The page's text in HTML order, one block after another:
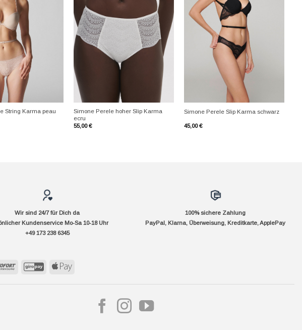
String Karma peau
Simone Perele hoher Slip Karma
ecru
55,00€
Simone Perele Slip Karma schwarz
45,00€
Wir sind 24/7 für Dich da
Kundenservice Mo-Sa 10-18 Uhr
+49 173 238 6345
100% sichere Zahlung
PayPal, Klarna, Überweisung, Kreditkarte, ApplePay
Sofort GiroPay Apple